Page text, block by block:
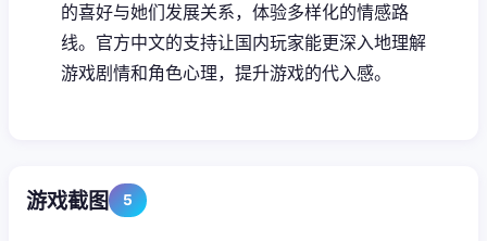
的喜好与她们发展关系，体验多样化的情感路
线。官方中文的支持让国内玩家能更深入地理解
游戏剧情和角色心理，提升游戏的代入感。
游戏截图 5